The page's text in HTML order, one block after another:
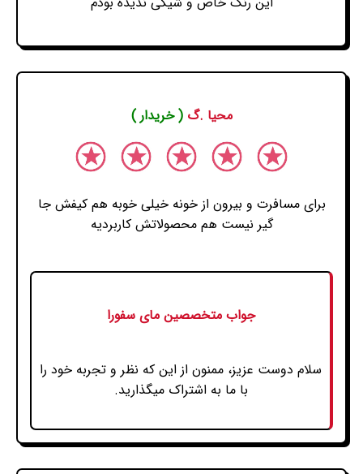
محیا .گ( خریدار )
برای مسافرت و بیرون از خونه خیلی خوبه هم کیفش جا
گیر نیست هم محصولاتش کاربردیه
جواب متخصصین مای سفورا
سلام دوست عزیز، ممنون از این که نظر و تجربه خود را
با ما به اشتراک میگذارید.